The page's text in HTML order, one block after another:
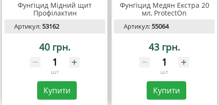
Фунгіцид Мідний щит
Профілактин
Артикул:53162
40 грн.
шт
Купити
Фунгіцид Медян Екстра 20
мл, ProtectOn
Артикул:55064
43 грн.
шт
Купити